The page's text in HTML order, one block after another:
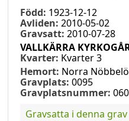
Född: 1923-12-12
Avliden: 2010-05-02
Gravsatt: 2010-07-28
VALLKÄRRA
Kvarter: Kvarter 3
Hemort: Norra
Gravplats: 0095
Gravplatsnummer:
Gravsatta i denna grav